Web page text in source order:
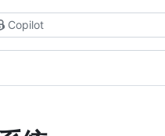
Copilot